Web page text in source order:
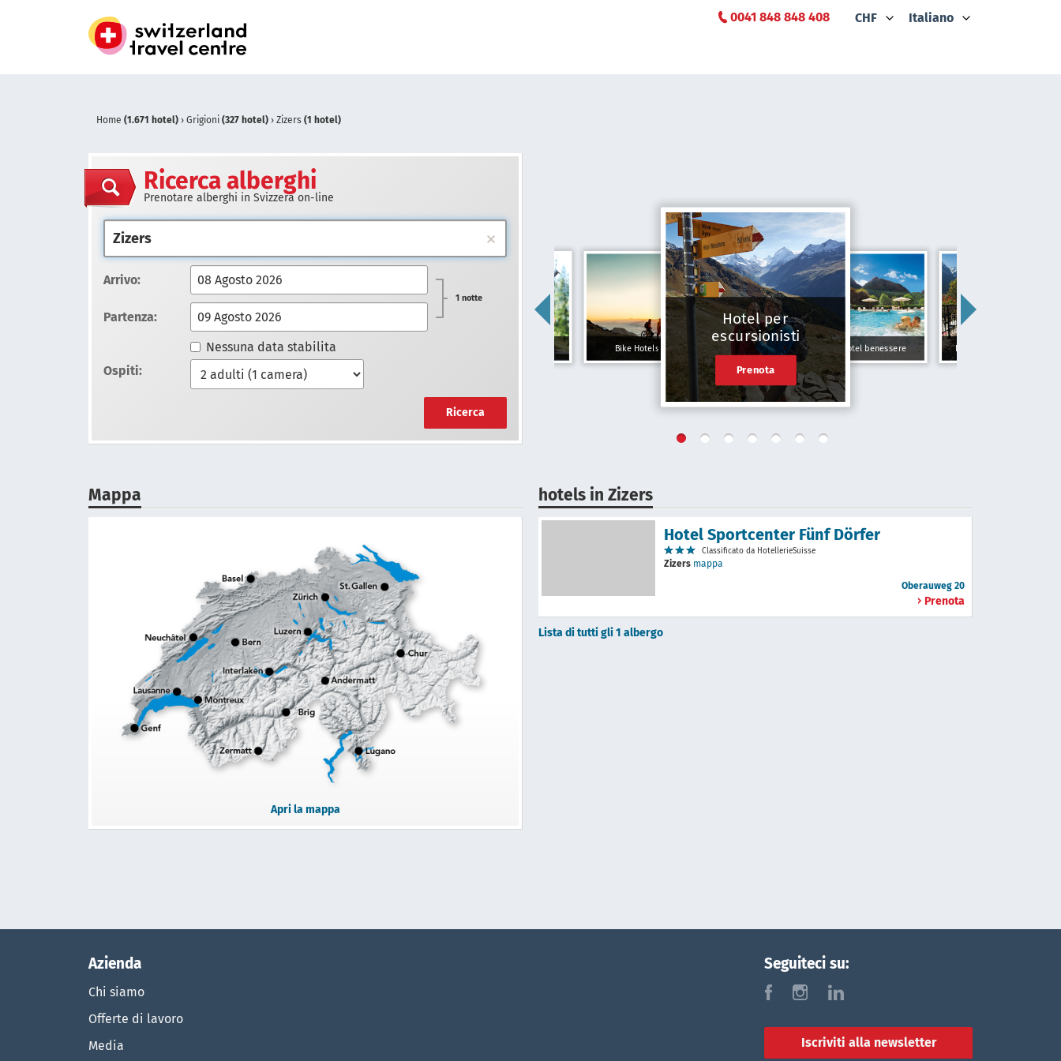
0041 848 848 408 CHF Italiano
Home (1.671 hotel) › Grigioni (327 hotel) › Zizers (1 hotel)
Ricerca alberghi
Prenotare alberghi in Svizzera on-line
Arrivo:
Partenza:
1 notte
Nessuna data stabilita
Ospiti:
Ricerca
Bike Hotels
Hotel per
escursionisti
Prenota
Hotel benessere Hotel Tipici Svizzeri
Mappa
Apri la mappa
hotels in Zizers
Hotel Sportcenter Fünf Dörfer
Classificato da HotellerieSuisse
Zizers mappa
Oberauweg 20
Prenota
Lista di tutti gli 1 albergo
Azienda
Chi siamo
Offerte di lavoro
Media
Seguiteci su:
f i l
Iscriviti alla newsletter